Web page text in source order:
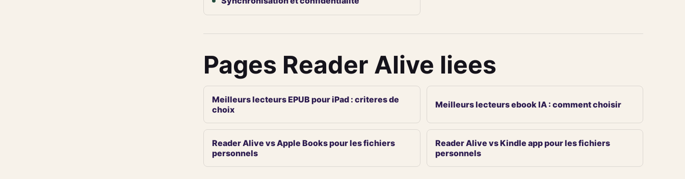
Pages Reader Alive liees
Meilleurs lecteurs EPUB pour iPad : criteres de
choix
Meilleurs lecteurs ebook IA : comment choisir
Reader Alive vs Apple Books pour les fichiers
personnels
Reader Alive vs Kindle app pour les fichiers
personnels